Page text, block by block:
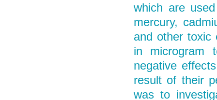
which are
mercury,
and other toxic
in microgram
negative
result of their
was to